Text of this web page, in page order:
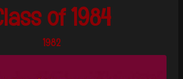
of 1984
1982